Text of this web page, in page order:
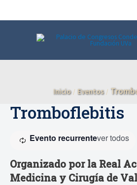
Inicio Eventos
Tromboflebitis
Evento recurrentever todos
Organizado por la Real
Medicina y Cirugía de